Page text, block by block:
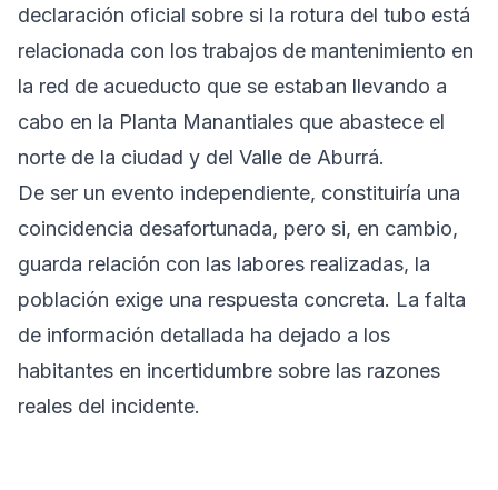
declaración oficial sobre si la rotura del tubo está
relacionada con los trabajos de mantenimiento en
la red de acueducto que se estaban llevando a
cabo en la Planta Manantiales que abastece el
norte de la ciudad y del Valle de Aburrá.
De ser un evento independiente, constituiría una
coincidencia desafortunada, pero si, en cambio,
guarda relación con las labores realizadas, la
población exige una respuesta concreta. La falta
de información detallada ha dejado a los
habitantes en incertidumbre sobre las razones
reales del incidente.